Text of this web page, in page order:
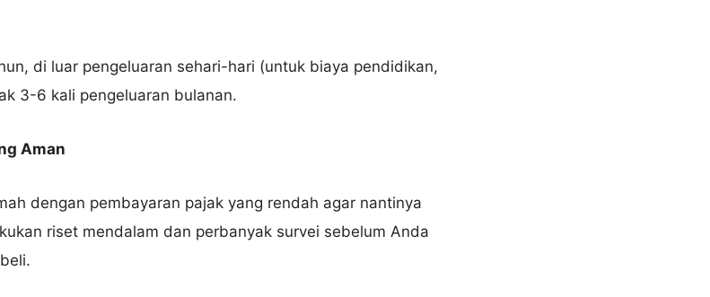
di luar pengeluaran sehari-hari (untuk biaya pendidikan,
3-6 kali pengeluaran bulanan.
Aman
dengan pembayaran pajak yang rendah agar nantinya
riset mendalam dan perbanyak survei sebelum Anda